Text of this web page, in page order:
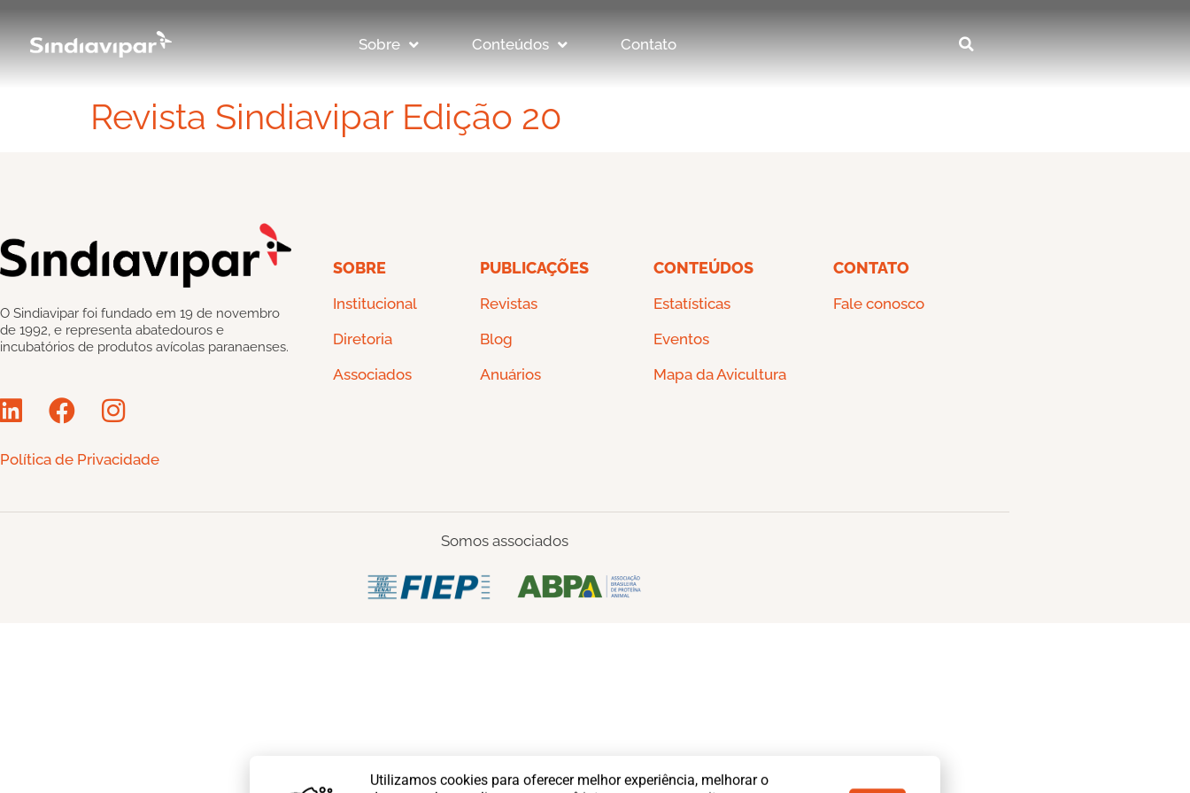
Sobre Conteúdos Contato
Revista Sindiavipar Edição 20
O Sindiavipar foi fundado em 19 de novembro
de 1992, e representa abatedouros e
incubatórios de produtos avícolas paranaenses.
Política de Privacidade
SOBRE
Institucional
Diretoria
Associados
PUBLICAÇÕES
Revistas
Blog
Anuários
CONTEÚDOS
Estatísticas
Eventos
Mapa da Avicultura
CONTATO
Fale conosco
Somos associados
Utilizamos cookies para oferecer melhor experiência, melhorar o